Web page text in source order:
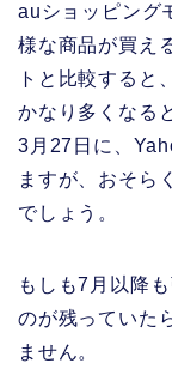
auショッピング
様な商品が買え
トと比較すると
かなり多くなる
3月27日に、
ますが、おそら
でしょう。
もしも7月以降
のが残っていた
ません。